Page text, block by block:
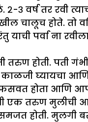
३ वर्ष तर रवी
चालूच होते. तो
पर्वा ना रवीला
तरुण होती. पती
घ्यायचा आणि
होता आणि
एक तरुण मुलीची
होती. मुलगी